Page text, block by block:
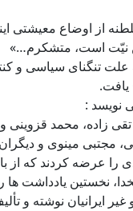
از اوضاع معیشتی
نیّت است، متشکرم…»
سیاسی و
یافت.
نویسد :
تقی زاده، محمد
مجتبی مینوی و
عرضه کردند که از
نخستین
ایرانیان نوشته و